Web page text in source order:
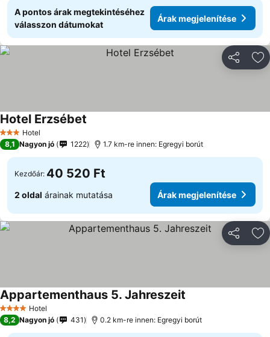
A pontos árak megtekintéséhez
válasszon dátumokat
Árak megjelenítése
3 Kategória
Hotel
Hotel Erzsébet
8,1 Nagyon jó 1222 1.7 km-re innen: Egregyi borút
Kezdőár: 40 520 Ft
2 oldal árainak mutatása Árak megjelenítése
4 KategóriaHotel
Appartementhaus 5. Jahreszeit
8,2 Nagyon jó 431 0.2 km-re innen: Egregyi borút